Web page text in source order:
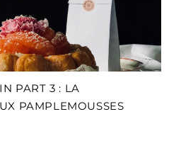
PART 3 : LA
PAMPLEMOUSSES